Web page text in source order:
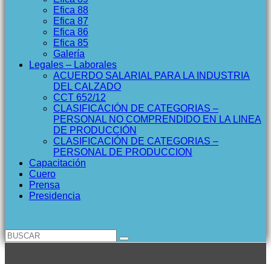
Efica 88
Efica 87
Efica 86
Efica 85
Galería
Legales – Laborales
ACUERDO SALARIAL PARA LA INDUSTRIA
DEL CALZADO
CCT 652/12
CLASIFICACIÓN DE CATEGORIAS –
PERSONAL NO COMPRENDIDO EN LA LINEA
DE PRODUCCIÓN
CLASIFICACIÓN DE CATEGORIAS –
PERSONAL DE PRODUCCION
Capacitación
Cuero
Prensa
Presidencia